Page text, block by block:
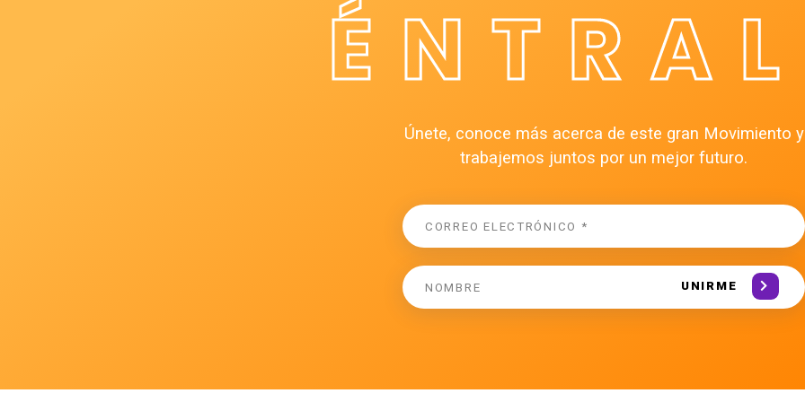
Únete, conoce más acerca de este gran Movimiento y
trabajemos juntos por un mejor futuro.
UNIRME